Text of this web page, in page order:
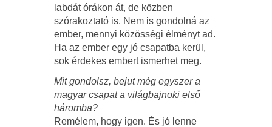
labdát órákon át, de közben
szórakoztató is. Nem is gondolná az
ember, mennyi közösségi élményt ad.
Ha az ember egy jó csapatba kerül,
sok érdekes embert ismerhet meg.
Mit gondolsz, bejut még egyszer a
magyar csapat a világbajnoki első
háromba?
Remélem, hogy igen. És jó lenne